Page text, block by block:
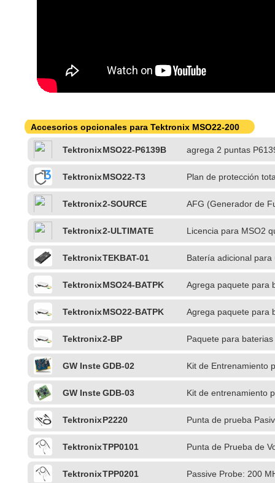
Accesorios opcionales para Tektronix MSO22-200
TektronixMSO22-P6139B agrega 2 puntas
TektronixMSO22-T3
Plan de protección
Tektronix2-SOURCE
AFG (Generador de
Tektronix2-ULTIMATE
Licencia para MSO2
TektronixTEKBAT-01 Batería adicional
TektronixMSO24-BATPK
Agrega paquete para
TektronixMSO22-BATPK
Agrega paquete para
Tektronix2-BP Paquete para
GW InsteGDB-02 Kit de Entrenamiento
GW InsteGDB-03 Kit de entrenamiento
TektronixP2220 Punta de prueba
TektronixTPP0101 Punta de Prueba de
TektronixTPP0201 Passive Probe: 200